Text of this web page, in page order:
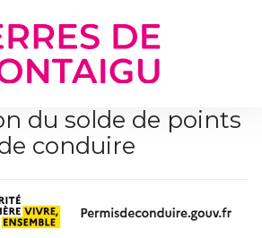
du solde de points
conduire